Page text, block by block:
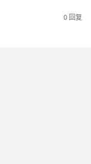
0 回复